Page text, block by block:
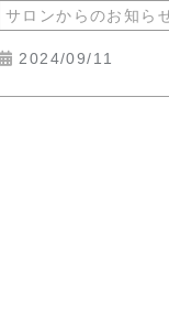
サロンからのお知ら
2024/09/11